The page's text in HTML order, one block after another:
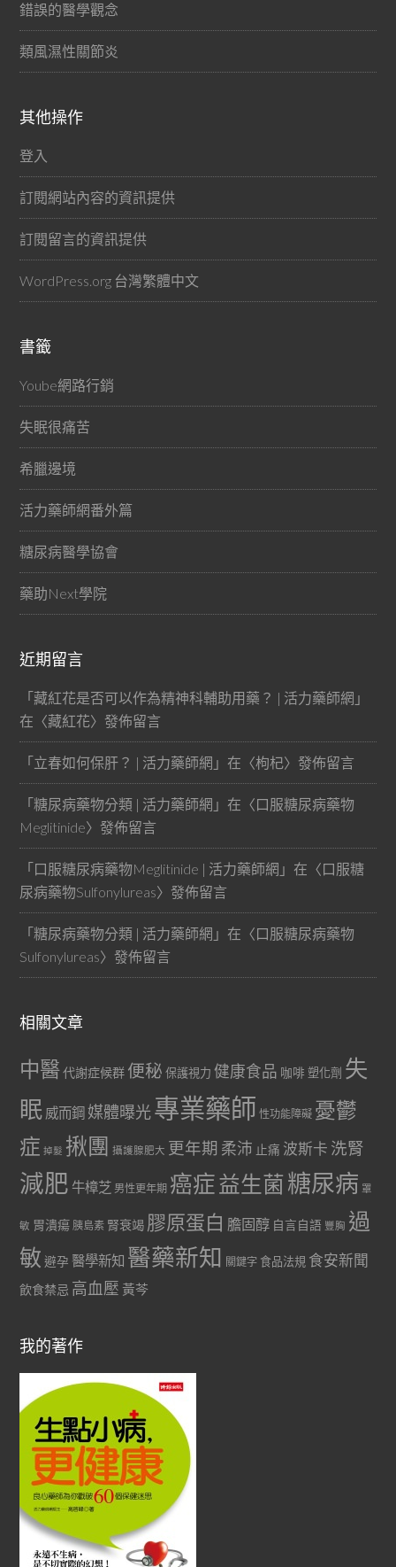
錯誤的醫學觀念
類風濕性關節炎
其他操作
登入
訂閱網站內容的資訊提供
訂閱留言的資訊提供
WordPress.org 台灣繁體中文
書籤
Yoube網路行銷
失眠很痛苦
希臘邊境
活力藥師網番外篇
糖尿病醫學協會
藥助Next學院
近期留言
「藏紅花是否可以作為精神科輔助用藥？ | 活力藥師網 」
在〈藏紅花〉發佈留言
「立春如何保肝？ | 活力藥師網 」在〈枸杞〉發佈留言
「糖尿病藥物分類 | 活力藥師網 」在〈口服糖尿病藥物
Meglitinide〉發佈留言
「口服糖尿病藥物Meglitinide | 活力藥師網 」在〈口服糖
尿病藥物Sulfonylureas〉發佈留言
「糖尿病藥物分類 | 活力藥師網 」在〈口服糖尿病藥物
Sulfonylureas〉發佈留言
相關文章
中醫代謝症候群 便秘 保護視力 健康食品 咖啡 塑化劑 失
眠 威而鋼 媒體曝光專業藥師 性功能障礙 憂鬱
症 掉髮 揪團 攝護腺肥大 更年期 柔沛 止痛 波斯卡 洗腎
減肥 牛樟芝 男性更年期 癌症益生菌 糖尿病 罩
敏 胃潰瘍 胰島素 腎衰竭 膠原蛋白 膽固醇 自言自語 豐胸 過
敏 避孕 醫學新知 醫藥新知 關鍵字 食品法規 食安新聞
飲食禁忌 高血壓 黃芩
我的著作